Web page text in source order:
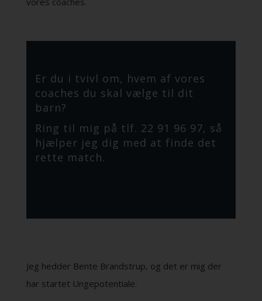
Er du i tvivl om, hvem af vores
coaches du skal vælge til dit
barn?
Ring til mig på tlf. 22 91 96 97, så
hjælper jeg dig med at finde det
rette match.
Jeg hedder Bente Brandstrup, og det er mig der
har startet Ungepotentiale.